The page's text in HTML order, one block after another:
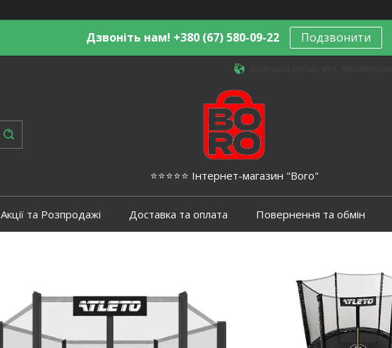
Дзвоніть нам! +380 (67) 580-09-22 Подзвонити
⭐️⭐️⭐️⭐️⭐️ Інтернет-магазин "Boro"
Акції та Розпродажі Доставка та оплата Повернення та обмін